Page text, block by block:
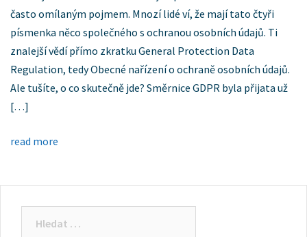
často omílaným pojmem. Mnozí lidé ví, že mají tato čtyři
písmenka něco společného s ochranou osobních údajů. Ti
znalejší vědí přímo zkratku General Protection Data
Regulation, tedy Obecné nařízení o ochraně osobních údajů.
Ale tušíte, o co skutečně jde? Směrnice GDPR byla přijata už
[…]
read more